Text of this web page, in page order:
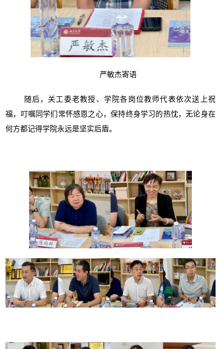
严敏杰寄语
随后，关工委老教授、学院各岗位教师代表依次送上祝
福，叮嘱同学们常怀感恩之心，保持终身学习的热忱，无论身在
何方都记得学院永远是坚实后盾。